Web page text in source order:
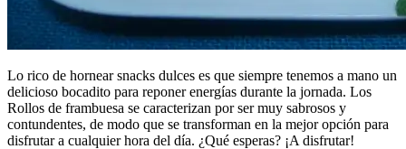
Lo rico de hornear snacks dulces es que siempre tenemos a mano un
delicioso bocadito para reponer energías durante la jornada. Los
Rollos de frambuesa se caracterizan por ser muy sabrosos y
contundentes, de modo que se transforman en la mejor opción para
disfrutar a cualquier hora del día. ¿Qué esperas? ¡A disfrutar!